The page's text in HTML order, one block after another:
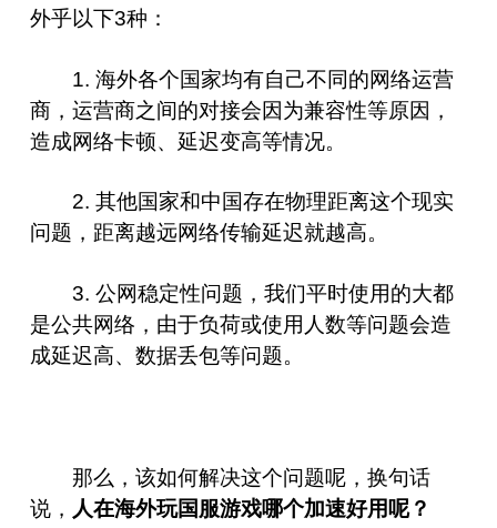
外乎以下3种：
1. 海外各个国家均有自己不同的网络运营
商，运营商之间的对接会因为兼容性等原因，
造成网络卡顿、延迟变高等情况。
2. 其他国家和中国存在物理距离这个现实
问题，距离越远网络传输延迟就越高。
3. 公网稳定性问题，我们平时使用的大都
是公共网络，由于负荷或使用人数等问题会造
成延迟高、数据丢包等问题。
那么，该如何解决这个问题呢，换句话
说， 人在海外玩国服游戏哪个加速好用呢？